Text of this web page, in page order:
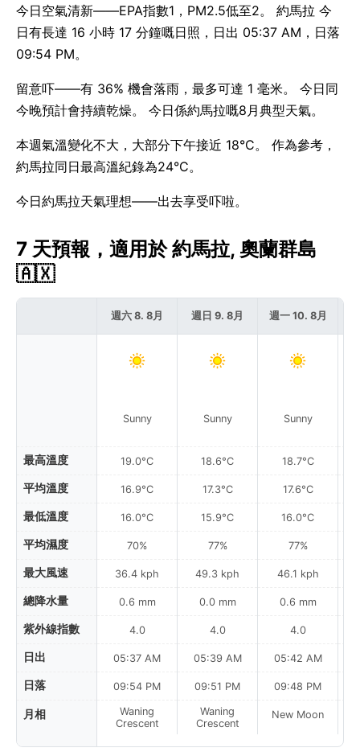
今日空氣清新——EPA指數1，PM2.5低至2。 約馬拉 今
日有長達 16 小時 17 分鐘嘅日照，日出 05:37 AM，日落
09:54 PM。
留意吓——有 36% 機會落雨，最多可達 1 毫米。 今日同
今晚預計會持續乾燥。 今日係約馬拉嘅8月典型天氣。
本週氣溫變化不大，大部分下午接近 18°C。 作為參考，
約馬拉同日最高溫紀錄為24°C。
今日約馬拉天氣理想——出去享受吓啦。
7 天預報，適用於 約馬拉, 奧蘭群島
🇦🇽
最高溫度
平均溫度
最低溫度
平均濕度
最大風速
總降水量
紫外線指數
日出
日落
月相
週六 8. 8月
Sunny
19.0°C
16.9°C
16.0°C
70%
36.4 kph
0.6 mm
4.0
05:37 AM
09:54 PM
Waning
Crescent
週日 9. 8月
Sunny
18.6°C
17.3°C
15.9°C
77%
49.3 kph
0.0 mm
4.0
05:39 AM
09:51 PM
Waning
Crescent
週一 10. 8月
Sunny
18.7°C
17.6°C
16.0°C
77%
46.1 kph
0.6 mm
4.0
05:42 AM
09:48 PM
New Moon